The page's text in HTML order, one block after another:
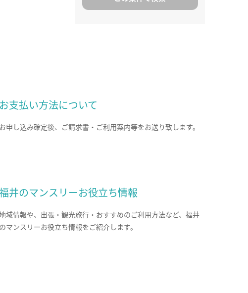
お支払い方法について
お申し込み確定後、ご請求書・ご利用案内等をお送り致します。
井のマンスリーお役立ち情報
域情報や、出張・観光旅行・おすすめのご利用方法など、福井
のマンスリーお役立ち情報をご紹介します。